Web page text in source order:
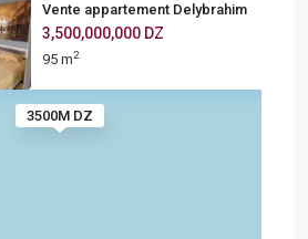
3500M DZ
Vente appartement Delybrahim
3,500,000,000 DZ
95 m2